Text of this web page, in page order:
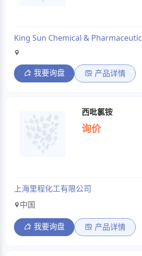
King Sun Chemical &
我要询盘 产品详情
西吡氯铵
询价
上海里程化工有限公司
中国
我要询盘 产品详情